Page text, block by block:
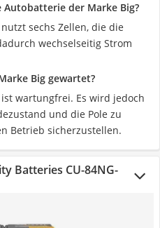
der Marke Big?
sechs Zellen, die die
wechselseitig Strom
Big gewartet?
wartungfrei. Es wird jedoch
und die Pole zu
Betrieb sicherzustellen.
Batteries CU-84NG-